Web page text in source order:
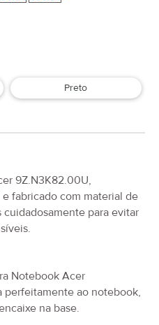
Preto
9Z.N3K82.00U,
fabricado com material de
para evitar
Notebook Acer
perfeitamente ao notebook,
na base.